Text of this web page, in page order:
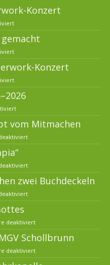
Konzert
Konzert
vom Mitmachen
zwei Buchdeckeln
deaktiviert
Schollbrunn
deaktiviert